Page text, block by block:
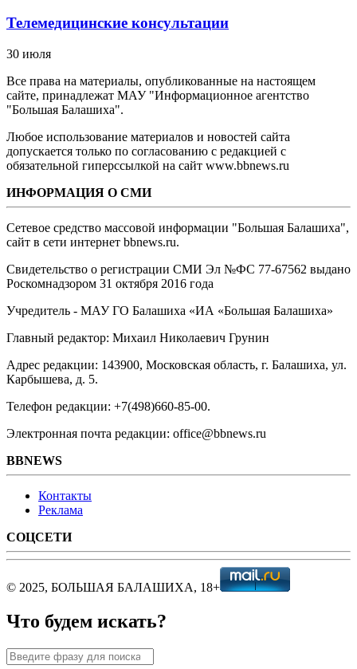
Телемедицинские консультации
30 июля
Все права на материалы, опубликованные на настоящем
сайте, принадлежат МАУ "Информационное агентство
"Большая Балашиха".
Любое использование материалов и новостей сайта
допускается только по согласованию с редакцией с
обязательной гиперссылкой на сайт www.bbnews.ru
ИНФОРМАЦИЯ О СМИ
Сетевое средство массовой информации "Большая Балашиха",
сайт в сети интернет bbnews.ru.
Свидетельство о регистрации СМИ Эл №ФС ‎77-67562 выдано
Роскомнадзором 31 октября 2016 года
Учредитель - МАУ ГО Балашиха «ИА «Большая Балашиха»
Главный редактор: Михаил Николаевич Грунин
Адрес редакции: 143900, Московская область, г. Балашиха, ул.
Карбышева, д. 5.
Телефон редакции: +7(498)660-85-00.
Электронная почта редакции: office@bbnews.ru
BBNEWS
Контакты
Реклама
СОЦСЕТИ
© 2025, БОЛЬШАЯ БАЛАШИХА, 18+
Что будем искать?